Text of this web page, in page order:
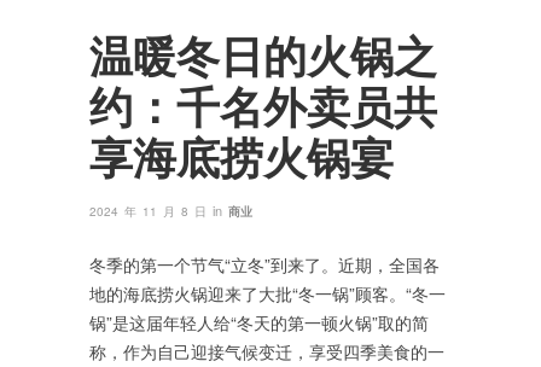
温暖冬日的火锅之
约：千名外卖员共
享海底捞火锅宴
2024 年 11 月 8 日 in 商业
冬季的第一个节气“立冬”到来了。近期，全国各
地的海底捞火锅迎来了大批“冬一锅”顾客。“冬一
锅”是这届年轻人给“冬天的第一顿火锅”取的简
称，作为自己迎接气候变迁，享受四季美食的一